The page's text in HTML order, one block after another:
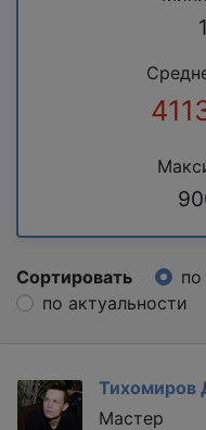
Сортировать по
по актуальности
Тихомиров
Мастер